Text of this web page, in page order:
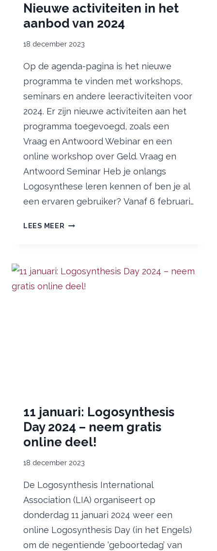
Nieuwe activiteiten in het
aanbod van 2024
18 december 2023
Op de agenda-pagina is het nieuwe
programma te vinden met workshops,
seminars en andere leeractiviteiten voor
2024. Er zijn nieuwe activiteiten aan het
programma toegevoegd, zoals een
Vraag en Antwoord Webinar en een
online workshop over Geld. Vraag en
Antwoord Seminar Heb je onlangs
Logosynthese leren kennen of ben je al
een ervaren gebruiker? Vanaf 6 februari…
LEES MEER NIEUWE
AANBOD
VAN
11 januari: Logosynthesis
Day 2024 – neem gratis
online deel!
18 december 2023
De Logosynthesis International
Association (LIA) organiseert op
donderdag 11 januari 2024 weer een
online Logosynthesis Day (in het Engels)
om de negentiende ‘geboortedag’ van